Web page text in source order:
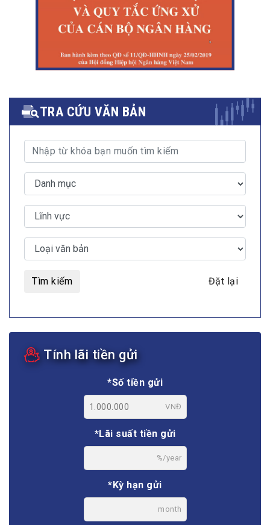
TRA CỨU VĂN BẢN
Tìm kiếm Đặt lại
Tính lãi tiền gửi
*Số tiền gửi
VNĐ
*Lãi suất tiền gửi
%/year
*Kỳ hạn gửi
month